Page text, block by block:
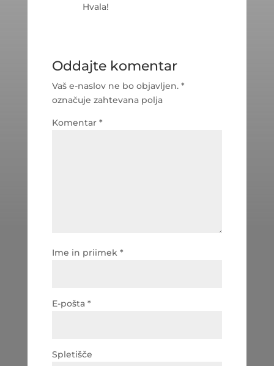
Hvala!
Oddajte komentar
Vaš e-naslov ne bo objavljen. *
označuje zahtevana polja
Komentar *
Ime in priimek *
E-pošta *
Spletišče